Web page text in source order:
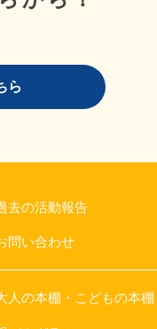
ら
去の活動報告
問い合わせ
人の本棚・こどもの本棚